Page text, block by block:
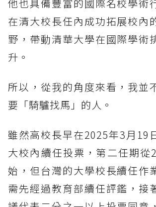
他也具備豐富的國際名校學術
在清大校長任內成功拓展校內
野，帶動清華大學在國際學術
升。
所以，從我的角度來看，我並
要「騎驢找馬」的人。
雖然高校長早在2025年3月19
大校內續任投票，第二任期從
始，但台灣的大學校長續任作
需先經過教育部續任評鑑，接